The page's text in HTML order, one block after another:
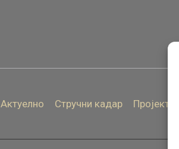
Актуелно Стручни кадар Пројекти